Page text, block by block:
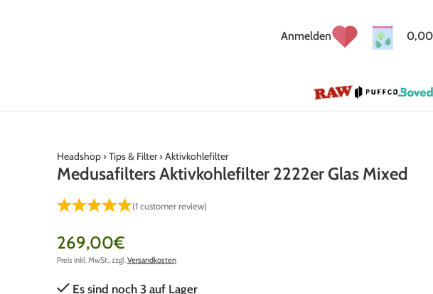
Anmelden 0,00
Headshop› Tips & Filter› Aktivkohlefilter
Medusafilters Aktivkohlefilter 2222er Glas Mixed
(1customer review)
269,00€
Preis inkl. MwSt., zzgl.Versandkosten
Es sind noch 3 auf Lager